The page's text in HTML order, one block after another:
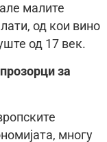
малите
од кои вино
од 17 век.
за
многу